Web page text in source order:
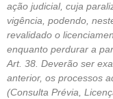
ação judicial, cuja
vigência, podendo,
revalidado o
enquanto perdurar a
Art. 38. Deverão ser
anterior, os processos
(Consulta Prévia,